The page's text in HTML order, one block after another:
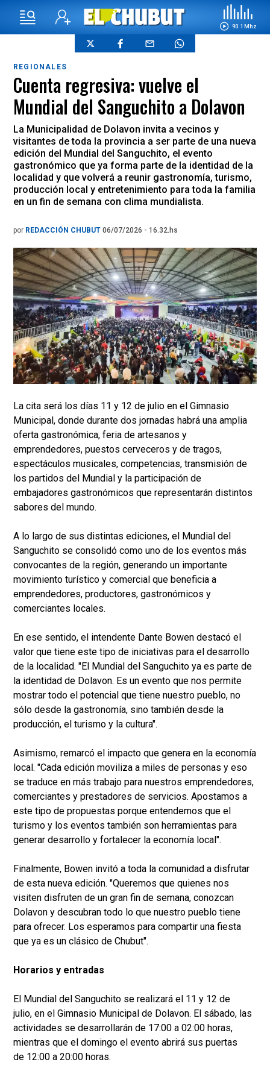
90.1 Mhz
REGIONALES
Cuenta regresiva: vuelve el
Mundial del Sanguchito a Dolavon
La Municipalidad de Dolavon invita a vecinos y
visitantes de toda la provincia a ser parte de una nueva
edición del Mundial del Sanguchito, el evento
gastronómico que ya forma parte de la identidad de la
localidad y que volverá a reunir gastronomía, turismo,
producción local y entretenimiento para toda la familia
en un fin de semana con clima mundialista.
por REDACCIÓN CHUBUT 06/07/2026 - 16.32.hs
La cita será los días 11 y 12 de julio en el Gimnasio
Municipal, donde durante dos jornadas habrá una amplia
oferta gastronómica, feria de artesanos y
emprendedores, puestos cerveceros y de tragos,
espectáculos musicales, competencias, transmisión de
los partidos del Mundial y la participación de
embajadores gastronómicos que representarán distintos
sabores del mundo.
A lo largo de sus distintas ediciones, el Mundial del
Sanguchito se consolidó como uno de los eventos más
convocantes de la región, generando un importante
movimiento turístico y comercial que beneficia a
emprendedores, productores, gastronómicos y
comerciantes locales.
En ese sentido, el intendente Dante Bowen destacó el
valor que tiene este tipo de iniciativas para el desarrollo
de la localidad. "El Mundial del Sanguchito ya es parte de
la identidad de Dolavon. Es un evento que nos permite
mostrar todo el potencial que tiene nuestro pueblo, no
sólo desde la gastronomía, sino también desde la
producción, el turismo y la cultura".
Asimismo, remarcó el impacto que genera en la economía
local. "Cada edición moviliza a miles de personas y eso
se traduce en más trabajo para nuestros emprendedores,
comerciantes y prestadores de servicios. Apostamos a
este tipo de propuestas porque entendemos que el
turismo y los eventos también son herramientas para
generar desarrollo y fortalecer la economía local".
Finalmente, Bowen invitó a toda la comunidad a disfrutar
de esta nueva edición. "Queremos que quienes nos
visiten disfruten de un gran fin de semana, conozcan
Dolavon y descubran todo lo que nuestro pueblo tiene
para ofrecer. Los esperamos para compartir una fiesta
que ya es un clásico de Chubut".
Horarios y entradas
El Mundial del Sanguchito se realizará el 11 y 12 de
julio, en el Gimnasio Municipal de Dolavon. El sábado, las
actividades se desarrollarán de 17:00 a 02:00 horas,
mientras que el domingo el evento abrirá sus puertas
de 12:00 a 20:00 horas.